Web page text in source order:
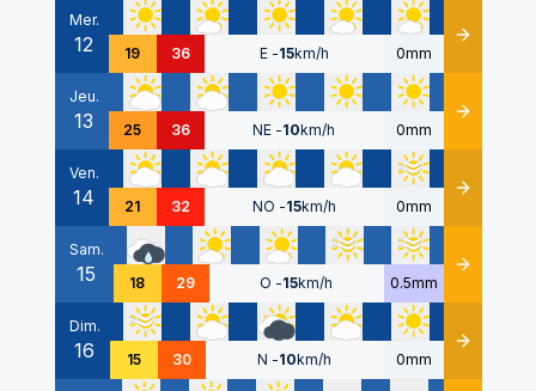
Mer.
12 19 36 E -15km/h 0mm Détails
Jeu.
13 25 36 NE -10km/h 0mm Détails
Ven.
14 21 32 NO -15km/h 0mm Détails
Sam.
15 18 29 O -15km/h 0.5mm Détails
Dim.
16 15 30 N -10km/h 0mm Détails